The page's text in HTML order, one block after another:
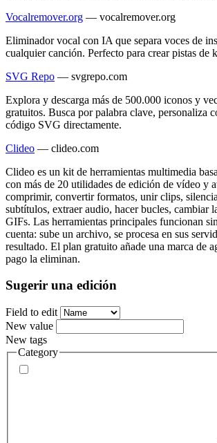
Vocalremover.org — vocalremover.org
Eliminador vocal con IA que separa voces de
cualquier canción. Perfecto para crear pistas de
SVG Repo — svgrepo.com
Explora y descarga más de 500.000 iconos y
gratuitos. Busca por palabra clave, personaliza
código SVG directamente.
Clideo — clideo.com
Clideo es un kit de herramientas multimedia
con más de 20 utilidades de edición de vídeo y
comprimir, convertir formatos, unir clips,
subtítulos, extraer audio, hacer bucles, cambiar
GIFs. Las herramientas principales funcionan
cuenta: sube un archivo, se procesa en sus
resultado. El plan gratuito añade una marca de
pago la eliminan.
Sugerir una edición
Field to edit
New value
New tags
Category